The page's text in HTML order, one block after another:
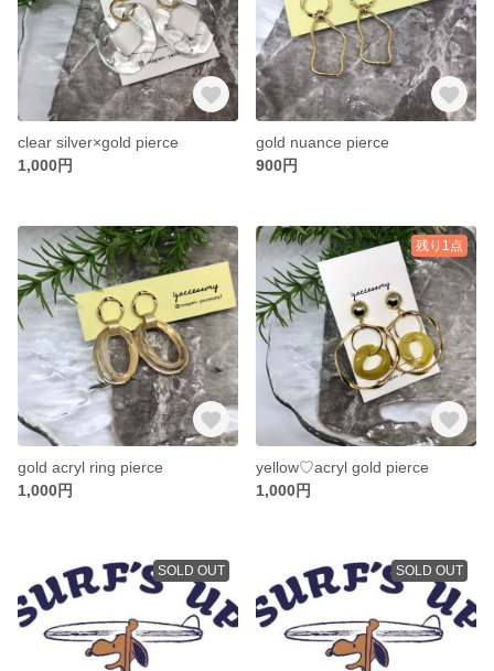
clear silver×gold pierce
1,000円
gold nuance pierce
900円
gold acryl ring pierce
1,000円
残り1点
yellow♡acryl gold pierce
1,000円
SOLD OUT SOLD OUT